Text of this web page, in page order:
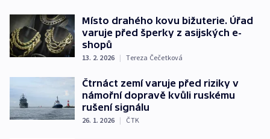
Místo drahého kovu bižuterie. Úřad
varuje před šperky z asijských e-
shopů
13. 2. 2026 | Tereza Čečetková
Čtrnáct zemí varuje před riziky v
námořní dopravě kvůli ruskému
rušení signálu
26. 1. 2026 | ČTK